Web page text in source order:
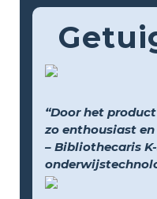
“Door het
zo enthousiast en
– Bibliothecaris